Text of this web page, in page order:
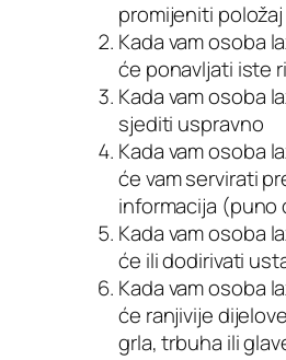
promijeniti
Kada vam osoba
će ponavljati iste
Kada vam osoba
sjediti uspravno
Kada vam osoba
će vam servirati
informacija (puno
Kada vam osoba
će ili dodirivati
Kada vam osoba
će ranjivije
grla, trbuha ili